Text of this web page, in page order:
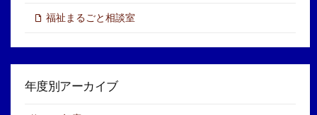
福祉まるごと相談室
年度別アーカイブ